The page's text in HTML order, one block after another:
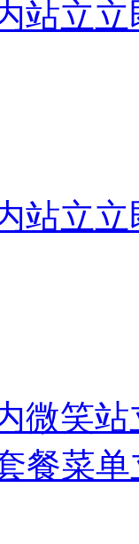
站立立
站立立
微笑站
餐菜单